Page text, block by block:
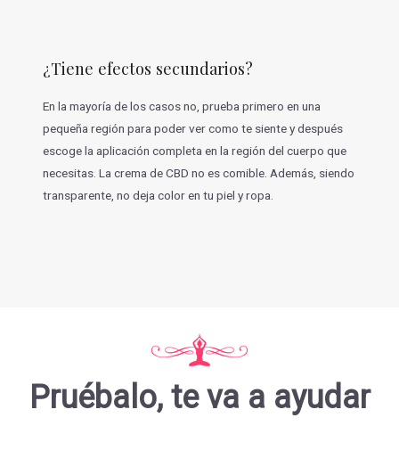
¿Tiene efectos secundarios?
En la mayoría de los casos no, prueba primero en una
pequeña región para poder ver como te siente y después
escoge la aplicación completa en la región del cuerpo que
necesitas. La crema de CBD no es comible. Además, siendo
transparente, no deja color en tu piel y ropa.
Pruébalo, te va a ayudar